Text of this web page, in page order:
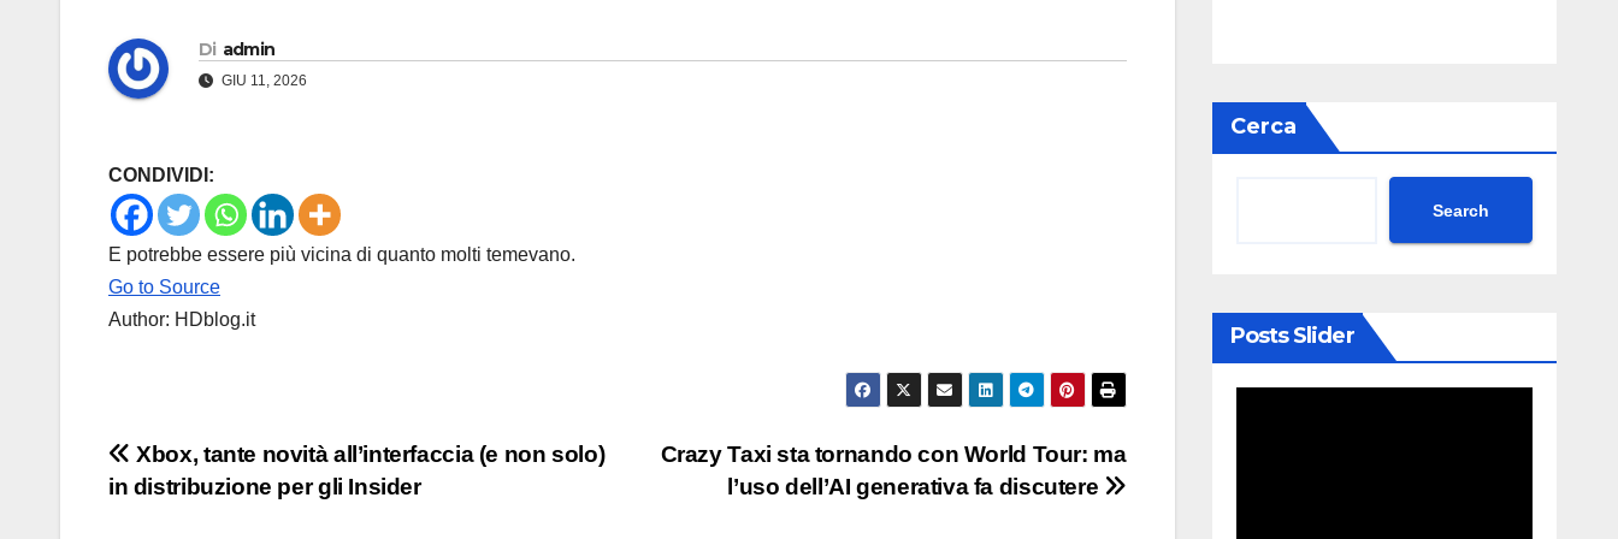
Di admin
GIU 11, 2026
CONDIVIDI:
E potrebbe essere più vicina di quanto molti temevano.
Go to Source
Author: HDblog.it
Navigazione
Crazy Taxi sta tornando con World Tour: ma
l’uso dell’AI generativa fa discutere
Xbox, tante novità all’interfaccia (e non solo)
in distribuzione per gli Insider
Cerca
Search
Posts Slider